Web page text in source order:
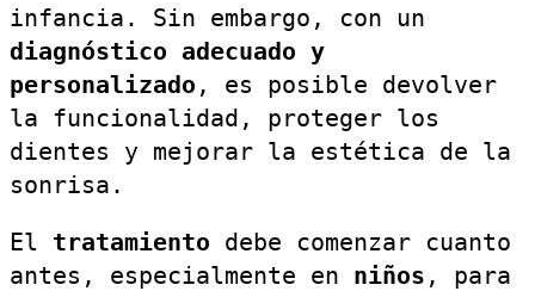
infancia. Sin embargo, con un
diagnóstico adecuado y
personalizado , es posible devolver
la funcionalidad, proteger los
dientes y mejorar la estética de la
sonrisa.
El tratamiento debe comenzar cuanto
antes, especialmente en niños , para